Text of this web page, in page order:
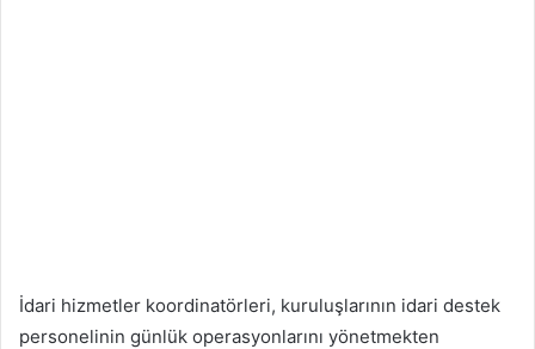
İdari hizmetler koordinatörleri, kuruluşlarının idari destek
personelinin günlük operasyonlarını yönetmekten